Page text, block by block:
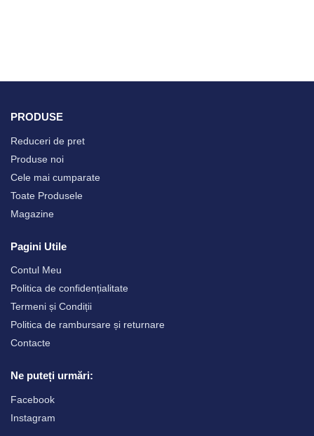
PRODUSE
Reduceri de pret
Produse noi
Cele mai cumparate
Toate Produsele
Magazine
Pagini Utile
Contul Meu
Politica de confidențialitate
Termeni și Condiții
Politica de rambursare și returnare
Contacte
Ne puteți urmări:
Facebook
Instagram